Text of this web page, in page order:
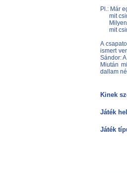
Pl.: Már
mit
Milyen
mit
A
ismert
Sándor:
Miután
dallam
Kinek
Játék
Játék